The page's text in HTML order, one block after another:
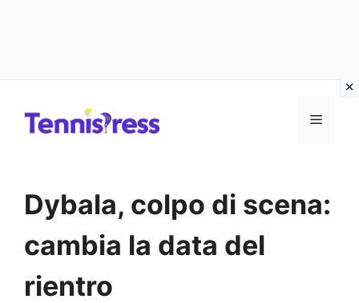
MENU
Dybala, colpo di scena:
cambia la data del
rientro